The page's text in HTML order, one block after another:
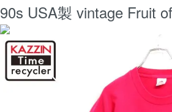
90s USA製 vintage Fruit